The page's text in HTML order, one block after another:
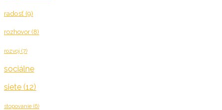
radosť (9)
rozhovor (8)
rozvoj (7)
sociálne
siete (12)
stopovanie (6)